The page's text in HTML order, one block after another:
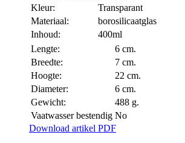
Kleur:
Transparant
Materiaal:
borosilicaatglas
Inhoud:
400ml
Lengte:
6 cm.
Breedte:
7 cm.
Hoogte:
22 cm.
Diameter:
6 cm.
Gewicht:
488 g.
Vaatwasser bestendig No
Download artikel PDF